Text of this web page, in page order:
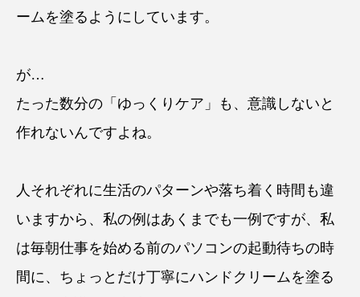
ームを塗るようにしています。
が…
たった数分の「ゆっくりケア」も、意識しないと
作れないんですよね。
人それぞれに生活のパターンや落ち着く時間も違
いますから、私の例はあくまでも一例ですが、私
は毎朝仕事を始める前のパソコンの起動待ちの時
間に、ちょっとだけ丁寧にハンドクリームを塗る